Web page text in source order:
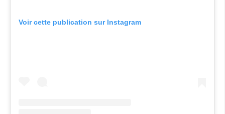
Voir cette publication sur Instagram